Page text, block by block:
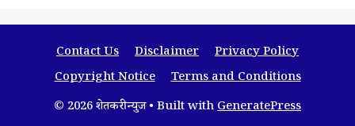
Contact Us Disclaimer
Privacy Policy
Copyright Notice
Terms and Conditions
© 2026 शेतकरी न्युज• Built withGeneratePress